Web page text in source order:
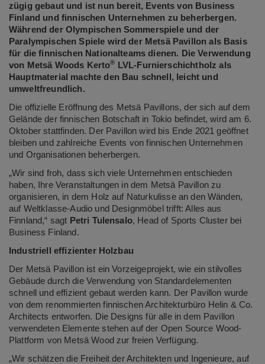
zügig gebaut und ist nun bereit, Events von Business
Finland und finnischen Unternehmen zu beherbergen.
Während der Olympischen Sommerspiele und der
Paralympischen Spiele wird der Metsä Pavillon als Basis
für die finnischen Nationalteams dienen. Die Verwendung
von Metsä Woods Kerto®
LVL-Furnierschichtholz als
Hauptmaterial machte den Bau schnell, leicht und
umweltfreundlich.
Die offizielle Eröffnung des Metsä Pavillons, der sich auf dem
Gelände der finnischen Botschaft in Tokio befindet, wird am 6.
Oktober stattfinden. Der Pavillon wird bis Ende 2021 geöffnet
bleiben und zahlreiche Events von finnischen Unternehmen
und Organisationen beherbergen.
„Wir sind froh, dass sich viele Unternehmen entschieden
haben, Ihre Veranstaltungen in dem Metsä Pavillon zu
organisieren, in dem Holz auf Naturkulisse an den Wänden,
auf Weltklasse-Audio und Designmöbel trifft: Alles aus
Finnland,“ sagt Petri Tulensalo, Head of Sports Cluster bei
Business Finland.
Industriell effizienter Holzbau
Der Metsä Pavillon ist ein Vorzeigeprojekt, wie ein stilvolles
Gebäude durch die Verwendung von Standardelementen
schnell und effizient gebaut werden kann. Der Pavillon wurde
von dem renommierten finnischen Architekturbüro Helin & Co.
Architects entworfen. Die Designs für alle in dem Pavillon
verwendeten Elemente stehen auf der Open Source Wood-
Plattform von Metsä Wood zur freien Verfügung.
„Wir schätzen die Freiheit der Architekten und Ingenieure, auf